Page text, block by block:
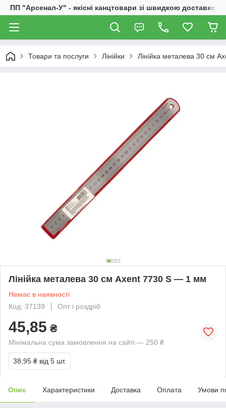
ПП "Арсенал-У" - якісні канцтовари зі швидкою доставкою
Товари та послуги Лінійки Лінійка металева 30 см
Лінійка металева 30 см Axent 7730 S — 1 мм
Немає в наявності
Код: 37139
Опт і роздріб
45,85 ₴
Мінімальна сума замовлення на сайті — 250 ₴
38,95 ₴ від 5 шт.
Опис Характеристики Доставка Оплата Умови